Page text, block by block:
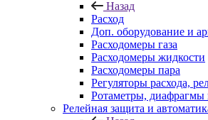
Назад
Расход
Доп. оборудование и
Расходомеры газа
Расходомеры жидкости
Расходомеры пара
Регуляторы расхода,
Ротаметры, диафрагмы
Релейная защита и